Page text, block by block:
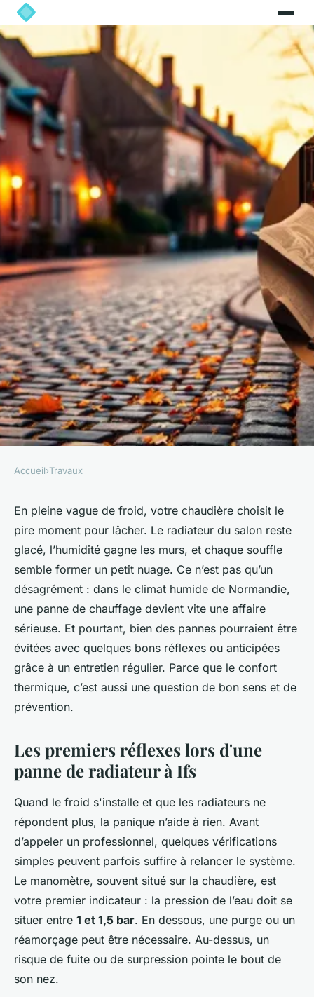
Les meilleures astuces pour
un dépannage de chauffage
réussi à Ifs
Auberte•27/05/2026 16:47•9 min de lecture
Accueil›Travaux
En pleine vague de froid, votre chaudière choisit le
pire moment pour lâcher. Le radiateur du salon reste
glacé, l’humidité gagne les murs, et chaque souffle
semble former un petit nuage. Ce n’est pas qu’un
désagrément : dans le climat humide de Normandie,
une panne de chauffage devient vite une affaire
sérieuse. Et pourtant, bien des pannes pourraient être
évitées avec quelques bons réflexes ou anticipées
grâce à un entretien régulier. Parce que le confort
thermique, c’est aussi une question de bon sens et de
prévention.
Les premiers réflexes lors d'une
panne de radiateur à Ifs
Quand le froid s'installe et que les radiateurs ne
répondent plus, la panique n’aide à rien. Avant
d’appeler un professionnel, quelques vérifications
simples peuvent parfois suffire à relancer le système.
Le manomètre, souvent situé sur la chaudière, est
votre premier indicateur : la pression de l’eau doit se
situer entre 1 et 1,5 bar. En dessous, une purge ou un
réamorçage peut être nécessaire. Au-dessus, un
risque de fuite ou de surpression pointe le bout de
son nez.